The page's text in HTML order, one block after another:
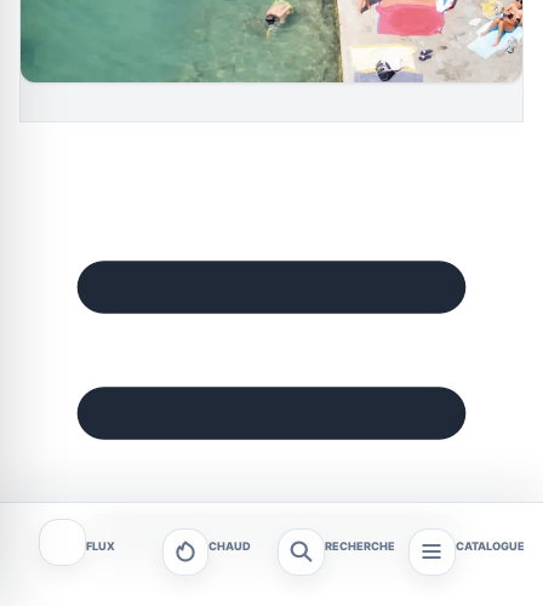
FLUX CHAUD RECHERCHE CATALOGUE